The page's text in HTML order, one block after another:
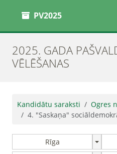
PV2025
2025. GADA
VĒLĒŠANAS
Kandidātu saraksti
Ogres
4. "Saskaņa"
Rīga